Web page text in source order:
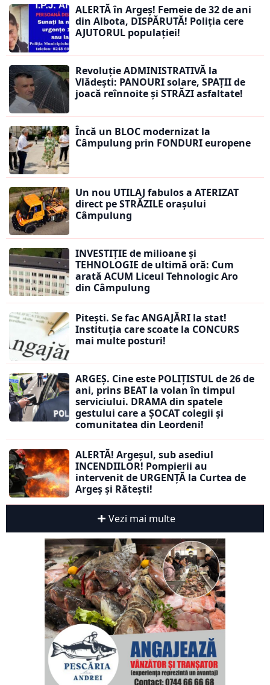
ALERTĂ în Argeș! Femeie de 32 de ani
din Albota, DISPĂRUTĂ! Poliția cere
AJUTORUL populației!
Revoluție ADMINISTRATIVĂ la
Vlădești: PANOURI solare, SPAȚII de
joacă reînnoite și STRĂZI asfaltate!
Încă un BLOC modernizat la
Câmpulung prin FONDURI europene
Un nou UTILAJ fabulos a ATERIZAT
direct pe STRĂZILE orașului
Câmpulung
INVESTIȚIE de milioane și
TEHNOLOGIE de ultimă oră: Cum
arată ACUM Liceul Tehnologic Aro
din Câmpulung
Pitești. Se fac ANGAJĂRI la stat!
Instituția care scoate la CONCURS
mai multe posturi!
ARGEȘ. Cine este POLIȚISTUL de 26 de
ani, prins BEAT la volan în timpul
serviciului. DRAMA din spatele
gestului care a ȘOCAT colegii și
comunitatea din Leordeni!
ALERTĂ! Argeșul, sub asediul
INCENDIILOR! Pompierii au
intervenit de URGENȚĂ la Curtea de
Argeș și Rătești!
Vezi mai multe